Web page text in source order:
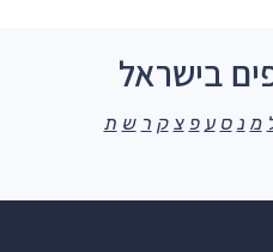
בישראל
מ נ ס ע פ צ ק ר ש ת